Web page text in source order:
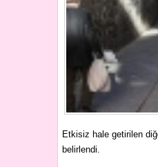
Etkisiz hale getirilen
belirlendi.